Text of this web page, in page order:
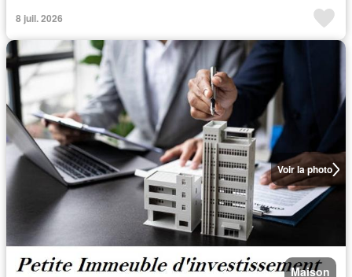
8 juil. 2026
Voir la photo
Maison